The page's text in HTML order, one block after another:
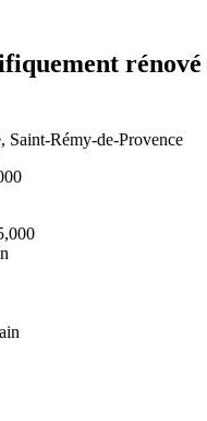
rénové
Saint-Rémy-de-Provence